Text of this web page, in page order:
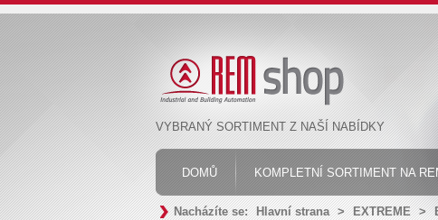
VYBRANÝ SORTIMENT Z NAŠÍ NABÍDKY
DOMŮ KOMPLETNÍ SORTIMENT NA
Nacházíte se: Hlavní strana > EXTREME >